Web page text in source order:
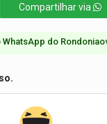
Compartilhar via
do